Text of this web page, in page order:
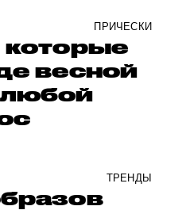
ПРИЧЕСКИ
которые
весной
ТРЕНДЫ